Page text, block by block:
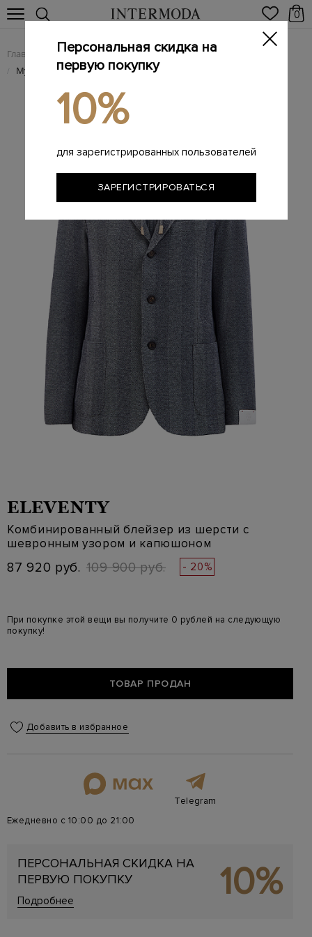
0
Главная Мужчинам / Одежда / Пиджаки
/ Мужские пиджаки
ELEVENTY
Комбинированный блейзер из шерсти с
шевронным узором и капюшоном
87 920 руб. 109 900 руб. - 20%
При покупке этой вещи вы получите 0 рублей на следующую
покупку!
ТОВАР ПРОДАН
Добавить в избранное
Telegram
Ежедневно с 10:00 до 21:00
ПЕРСОНАЛЬНАЯ СКИДКА НА
ПЕРВУЮ ПОКУПКУ
Подробнее 10%
Персональная скидка на
первую покупку
10%
для зарегистрированных пользователей
ЗАРЕГИСТРИРОВАТЬСЯ